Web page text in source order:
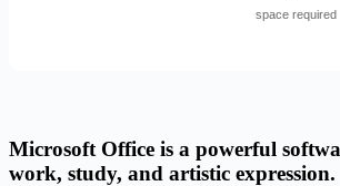
space required
Microsoft Office is a powerful
work, study, and artistic expression.